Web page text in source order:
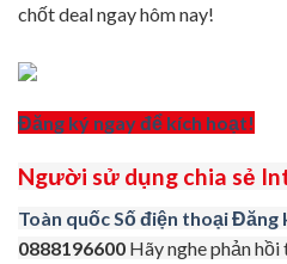
chốt deal ngay hôm nay!
Đăng ký ngay để kích hoạt!
Người sử dụng chia sẻ
Toàn quốc Số điện thoại Đăng
0888196600 Hãy nghe phản